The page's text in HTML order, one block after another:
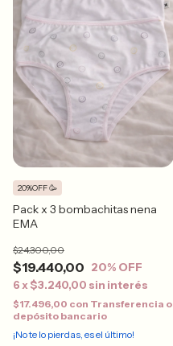
Pack x 3 bombachitas nena
EMA
$19.440,00
$24.300,00
20% OFF
6 x$3.240,00 sin interés
20%OFF 🥳
$17.496,00 con Transferencia o
depósito bancario
¡No te lo pierdas, es el último!